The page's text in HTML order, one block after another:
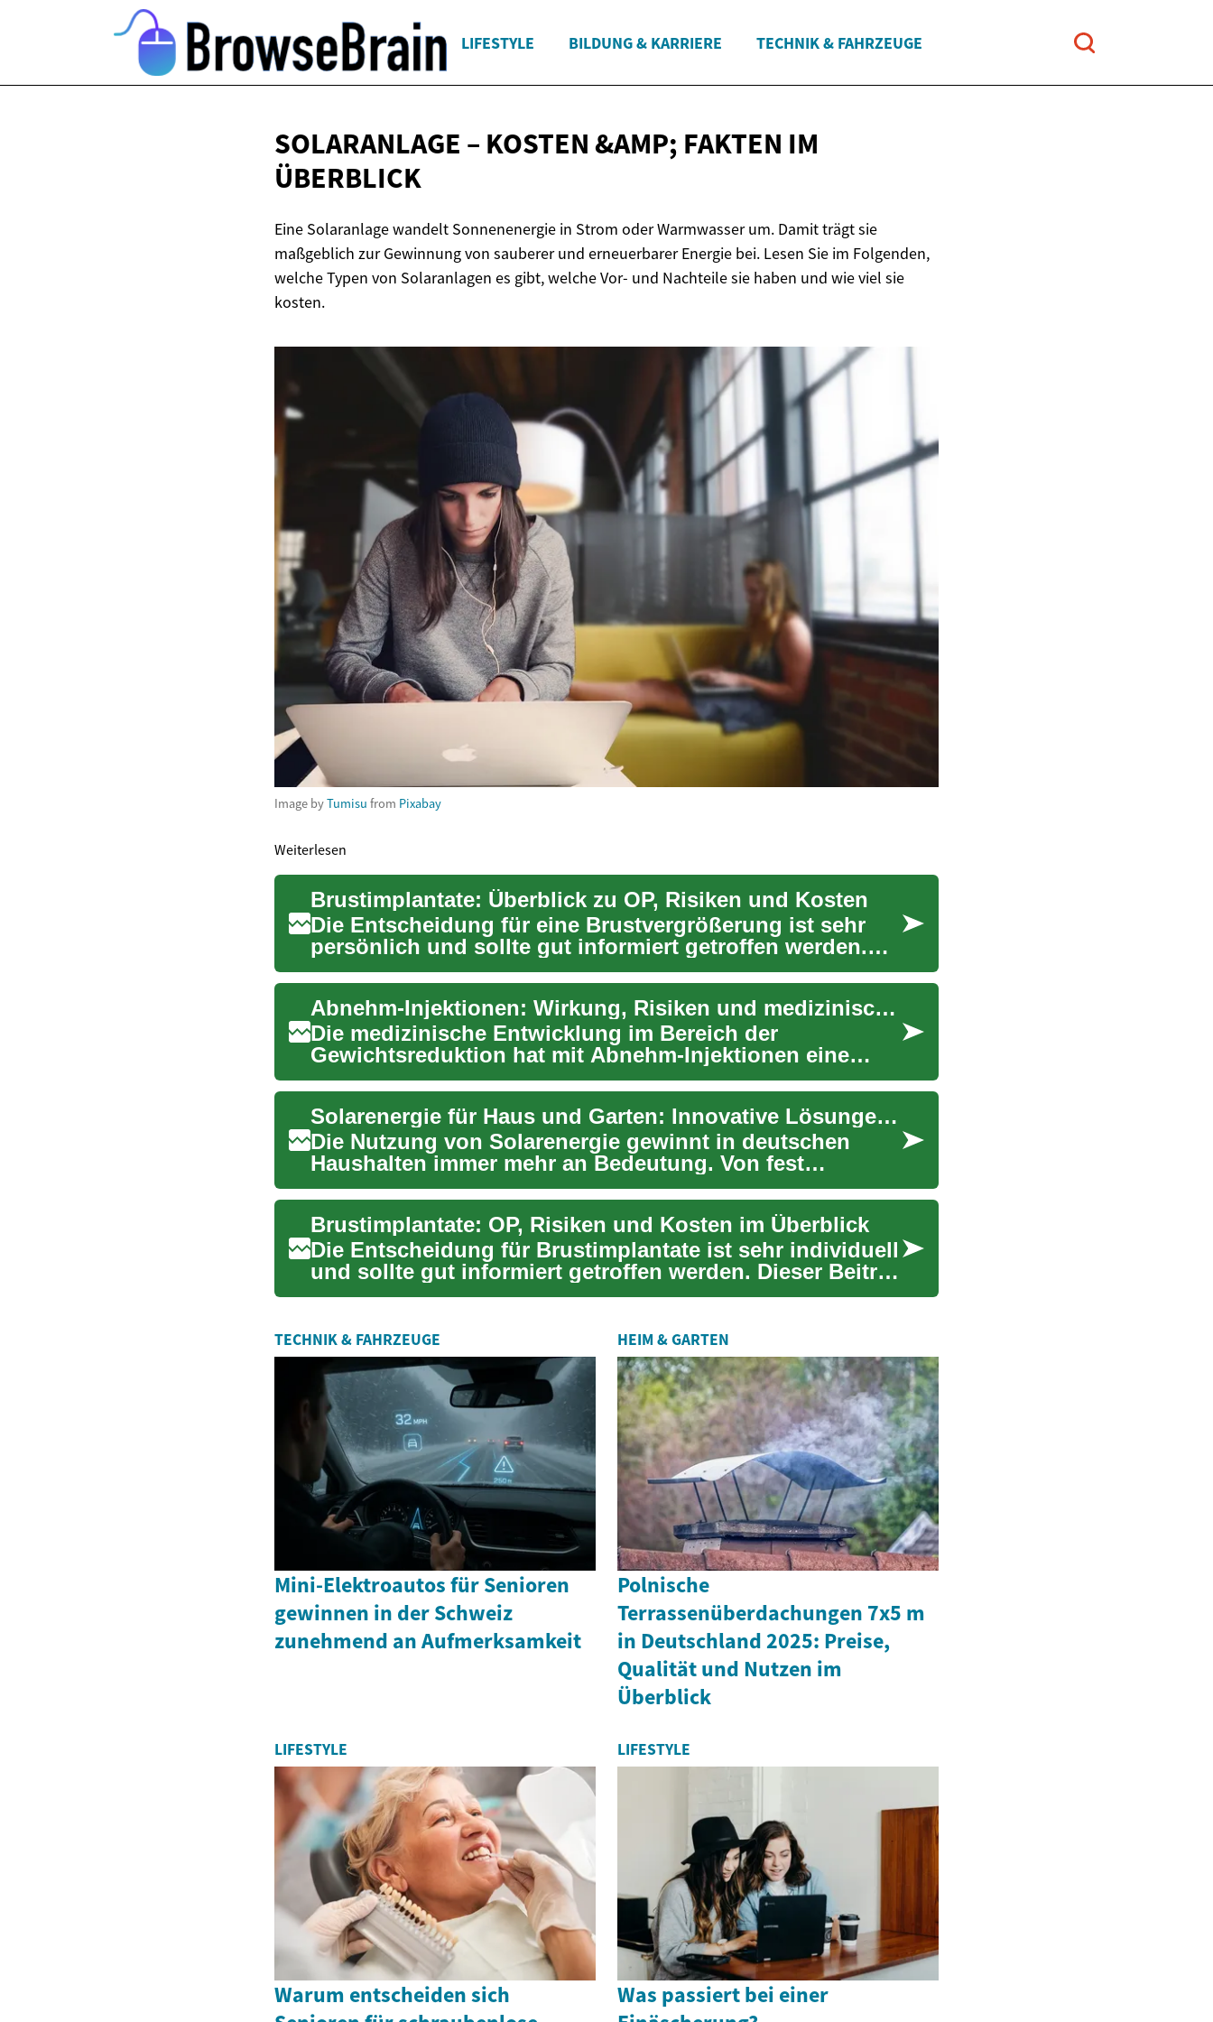
LIFESTYLE BILDUNG & KARRIERE TECHNIK & FAHRZEUGE
SOLARANLAGE – KOSTEN &AMP; FAKTEN IM
ÜBERBLICK
Eine Solaranlage wandelt Sonnenenergie in Strom oder Warmwasser um. Damit trägt sie
maßgeblich zur Gewinnung von sauberer und erneuerbarer Energie bei. Lesen Sie im Folgenden,
welche Typen von Solaranlagen es gibt, welche Vor- und Nachteile sie haben und wie viel sie
kosten.
Image byTumisu from Pixabay
Weiterlesen
Brustimplantate: Überblick zu OP, Risiken und Kosten
Die Entscheidung für eine Brustvergrößerung ist sehr
persönlich und sollte gut informiert getroffen werden.
Dieser Be...
Abnehm-Injektionen: Wirkung, Risiken und medizinische Fakten im Überblick
Die medizinische Entwicklung im Bereich der
Gewichtsreduktion hat mit Abnehm-Injektionen eine
neue Option hervorgebra...
Solarenergie für Haus und Garten: Innovative Lösungen im Überblick
Die Nutzung von Solarenergie gewinnt in deutschen
Haushalten immer mehr an Bedeutung. Von fest
installierten Solaranl...
Brustimplantate: OP, Risiken und Kosten im Überblick
Die Entscheidung für Brustimplantate ist sehr individuell
und sollte gut informiert getroffen werden. Dieser Beitrag
...
TECHNIK & FAHRZEUGE
Mini-Elektroautos für Senioren
gewinnen in der Schweiz
zunehmend an Aufmerksamkeit
HEIM & GARTEN
Polnische
Terrassenüberdachungen 7x5 m
in Deutschland 2025: Preise,
Qualität und Nutzen im
Überblick
LIFESTYLE
Warum entscheiden sich
LIFESTYLE
Was passiert bei einer